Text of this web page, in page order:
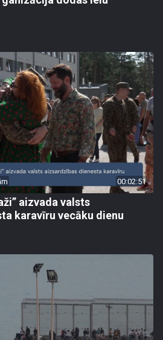
00:02:51
aizvada valsts
karavīru vecāku dienu